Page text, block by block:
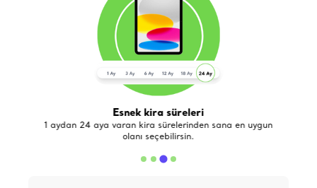
Esnek kira süreleri
1 aydan 24 aya varan kira sürelerinden sana en uygun
olanı seçebilirsin.